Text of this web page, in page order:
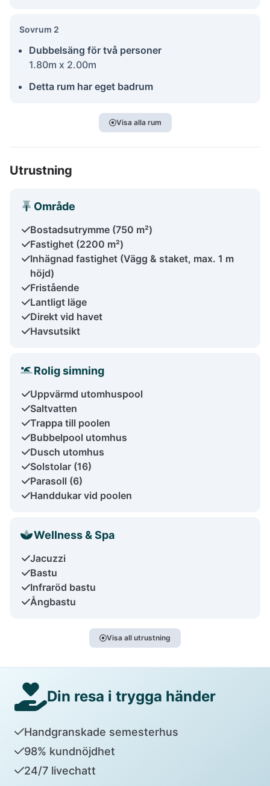
Sovrum 2
Dubbelsäng för två personer
1.80m x 2.00m
Detta rum har eget badrum
Visa alla rum
Utrustning
Område
Bostadsutrymme (750 m²)
Fastighet (2200 m²)
Inhägnad fastighet (Vägg & staket, max. 1 m
höjd)
Fristående
Lantligt läge
Direkt vid havet
Havsutsikt
Rolig simning
Uppvärmd utomhuspool
Saltvatten
Trappa till poolen
Bubbelpool utomhus
Dusch utomhus
Solstolar (16)
Parasoll (6)
Handdukar vid poolen
Wellness & Spa
Jacuzzi
Bastu
Infraröd bastu
Ångbastu
Visa all utrustning
Din resa i trygga händer
Handgranskade semesterhus
98% kundnöjdhet
24/7 livechatt